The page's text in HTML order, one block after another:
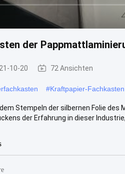
der
10-20 72 Ansichten
#Kraftpapier-Fachkasten
Stempeln der silbernen Folie
der Erfahrung in dieser Industrie,